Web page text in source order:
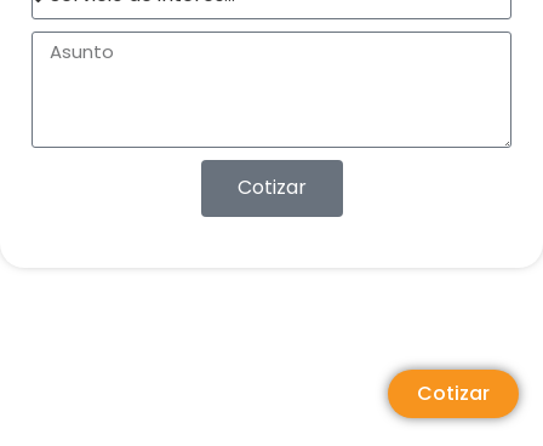
Cotizar
Cotizar